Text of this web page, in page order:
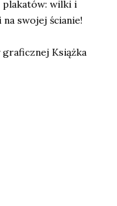
plakatów: wilki i
swojej ścianie!
graficznej Książka